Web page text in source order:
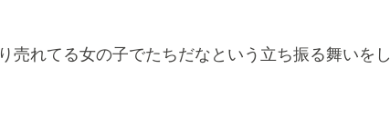
売れてる女の子でたちだなという立ち振る舞いをし